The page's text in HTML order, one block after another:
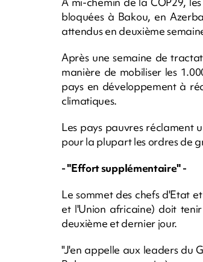
bloquées à Bakou, en
attendus en deuxième
Après une semaine de
manière de mobiliser les
pays en développement à
climatiques.
Les pays pauvres réclament
pour la plupart les ordres de
- "Effort supplémentaire" -
Le sommet des chefs d'Etat
et l'Union africaine) doit
deuxième et dernier jour.
"J'en appelle aux leaders du